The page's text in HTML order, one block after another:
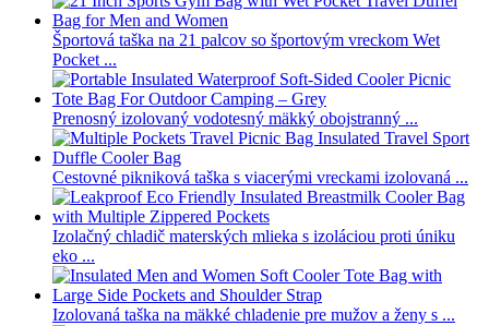
Športová taška na 21 palcov so športovým vreckom Wet
Pocket ...
Prenosný izolovaný vodotesný mäkký obojstranný ...
Cestovné pikniková taška s viacerými vreckami izolovaná ...
Izolačný chladič materských mlieka s izoláciou proti úniku
eko ...
Izolovaná taška na mäkké chladenie pre mužov a ženy s ...